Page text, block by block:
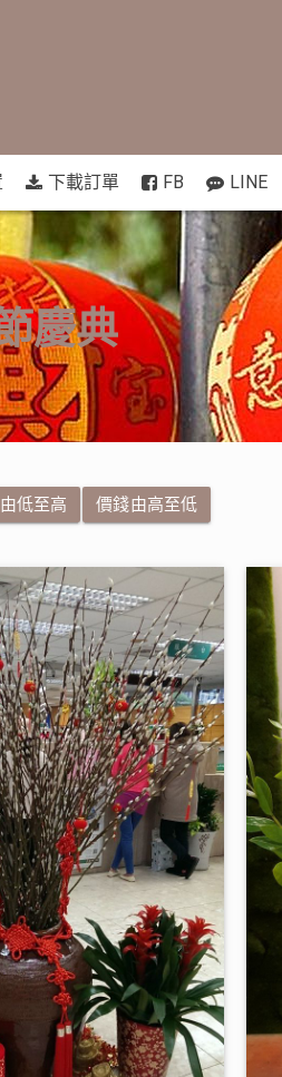
下載訂單 FB LINE
慶典
低至高 價錢由高至低